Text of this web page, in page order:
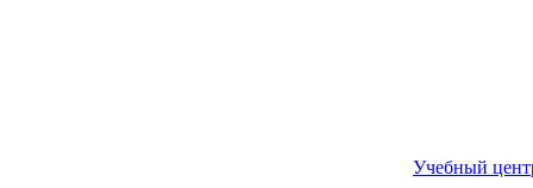
Учебный